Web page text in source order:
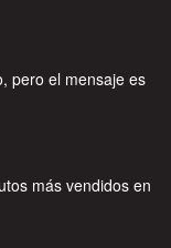
pero el mensaje es
más vendidos en